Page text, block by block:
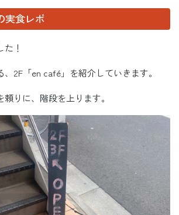
実食レポ
！
2F「en café」を紹介していきます。
りに、階段を上ります。